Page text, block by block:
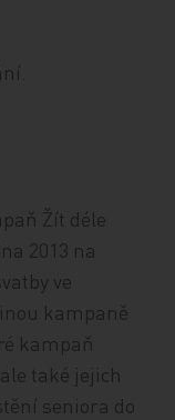
Žít déle
2013 na
ve
kampaně
kampaň
také jejich
seniora do